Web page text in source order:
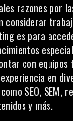
razones por
considerar
es para
con equipos
en
SEO, SEM,
y más.